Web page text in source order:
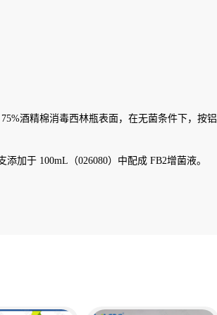
酒精棉消毒西林瓶表面，在无菌条件下，按铝
于 100mL（026080）中配成 FB2增菌液。